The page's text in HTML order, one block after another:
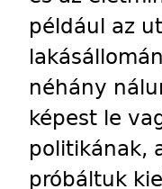
például az
néhány
képest le
politikának,
próbáltuk